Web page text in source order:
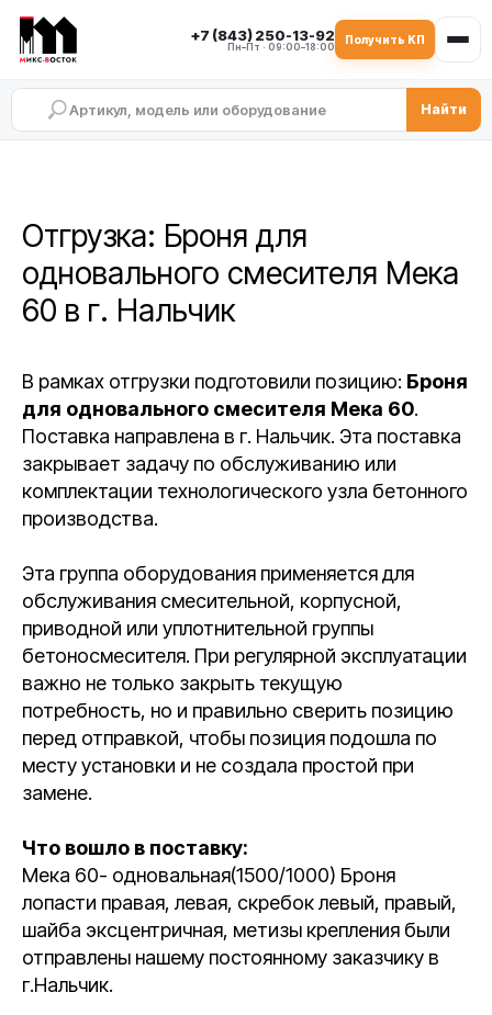
+7 (843) 250-13-92
Пн–Пт · 09:00–18:00
Получить КП
Найти
Отгрузка: Броня для
одновального смесителя Мека
60 в г. Нальчик
В рамках отгрузки подготовили позицию: Броня
для одновального смесителя Мека 60.
Поставка направлена в г. Нальчик. Эта поставка
закрывает задачу по обслуживанию или
комплектации технологического узла бетонного
производства.
Эта группа оборудования применяется для
обслуживания смесительной, корпусной,
приводной или уплотнительной группы
бетоносмесителя. При регулярной эксплуатации
важно не только закрыть текущую
потребность, но и правильно сверить позицию
перед отправкой, чтобы позиция подошла по
месту установки и не создала простой при
замене.
Что вошло в поставку:
Мека 60- одновальная(1500/1000) Броня
лопасти правая, левая, скребок левый, правый,
шайба эксцентричная, метизы крепления были
отправлены нашему постоянному заказчику в
г.Нальчик.